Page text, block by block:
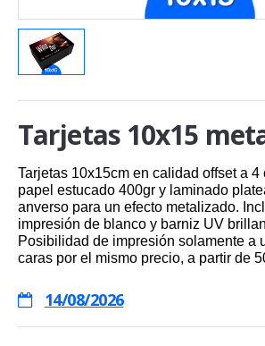
Tarjetas 10x15
Tarjetas 10x15cm en calidad offset a 4
papel estucado 400gr y laminado
anverso para un efecto metalizado.
impresión de blanco y barniz UV
Posibilidad de impresión solamente a
caras por el mismo precio, a partir de
14/08/2026